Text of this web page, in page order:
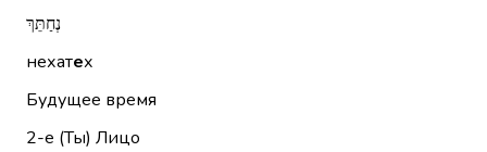
נְחַתֵּךְ
нехатех
Будущее время
2-е (Ты) Лицо